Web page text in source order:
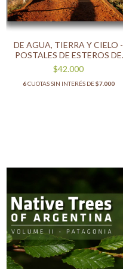
DE AGUA, TIERRA Y CIELO -
POSTALES DE ESTEROS DE
IBERÁ
$42.000
6CUOTAS SIN INTERÉS DE$7.000